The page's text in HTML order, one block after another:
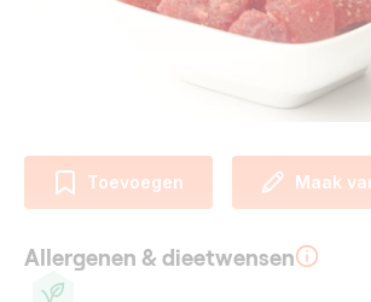
Toevoegen Maak
Allergenen & dieetwensen